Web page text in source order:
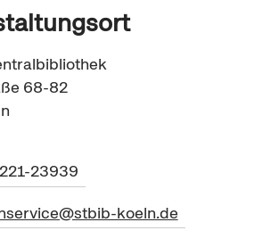
68-82
23939
koeln.de